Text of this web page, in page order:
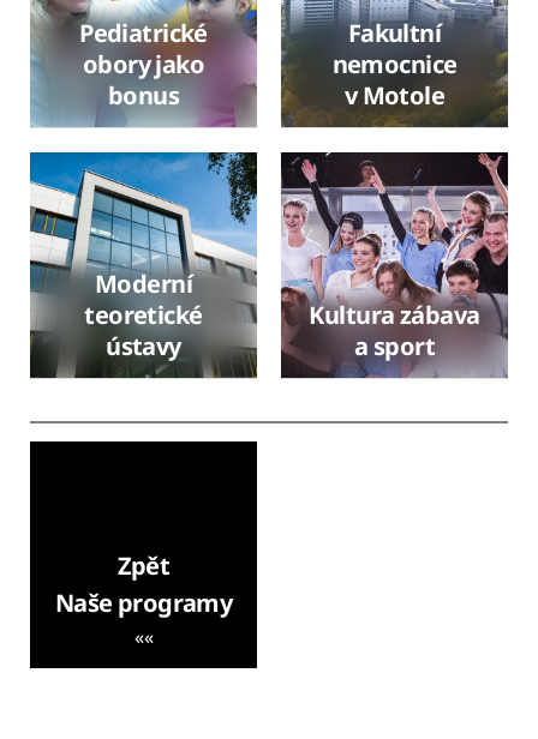
Pediatrické
obory jako
bonus
Fakultní
nemocnice
v Motole
Moderní
teoretické
ústavy
Kultura zábava
a sport
Zpět
Naše programy
««